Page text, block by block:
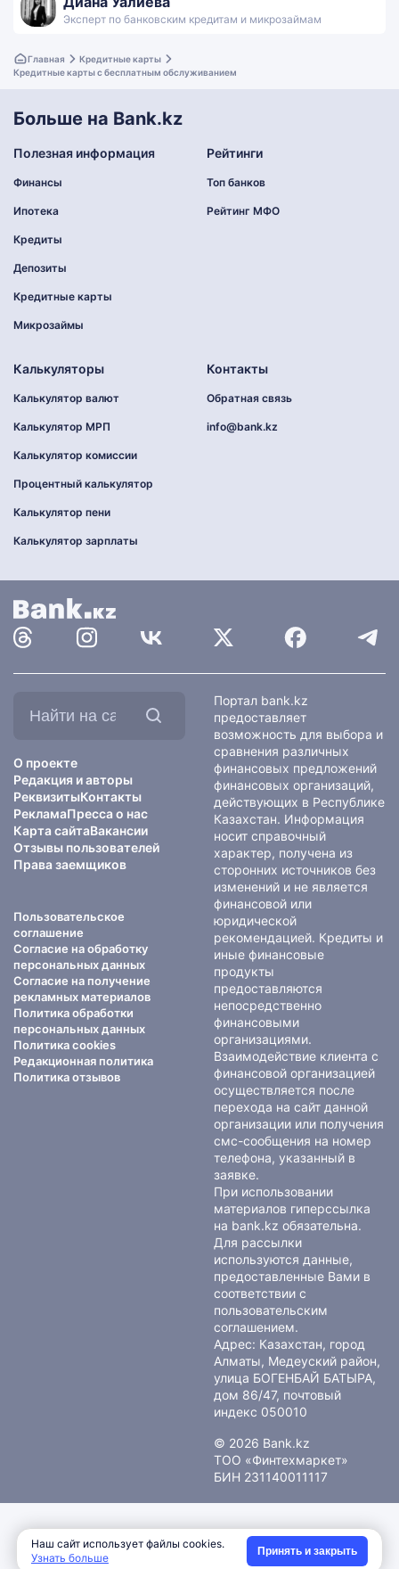
Эксперт по банковским кредитам и микрозаймам
Главная
Кредитные карты
Кредитные карты с бесплатным обслуживанием
Больше на Bank.kz
Полезная информация
Финансы
Ипотека
Кредиты
Депозиты
Кредитные карты
Микрозаймы
Рейтинги
Топ банков
Рейтинг МФО
Калькуляторы
Калькулятор валют
Калькулятор МРП
Калькулятор комиссии
Процентный калькулятор
Калькулятор пени
Калькулятор зарплаты
Контакты
Обратная связь
info@bank.kz
О проекте
Редакция и авторы
РеквизитыКонтакты
РекламаПресса о нас
Карта сайтаВакансии
Отзывы пользователей
Права заемщиков
Пользовательское
соглашение
Согласие на обработку
персональных данных
Согласие на получение
рекламных материалов
Политика обработки
персональных данных
Политика cookies
Редакционная политика
Политика отзывов
Портал bank.kz
предоставляет
возможность для выбора и
сравнения различных
финансовых предложений
финансовых организаций,
действующих в Республике
Казахстан. Информация
носит справочный
характер, получена из
сторонних источников без
изменений и не является
финансовой или
юридической
рекомендацией. Кредиты и
иные финансовые
продукты
предоставляются
непосредственно
финансовыми
организациями.
Взаимодействие клиента с
финансовой организацией
осуществляется после
перехода на сайт данной
организации или получения
смс-сообщения на номер
телефона, указанный в
заявке.
При использовании
материалов гиперссылка
на bank.kz обязательна.
Для рассылки
используются данные,
предоставленные Вами в
соответствии с
пользовательским
соглашением.
Адрес: Казахстан, город
Алматы, Медеуский район,
улица БОГЕНБАЙ БАТЫРА,
дом 86/47, почтовый
индекс 050010
© 2026 Bank.kz
ТОО «Финтехмаркет»
БИН 231140011117
Наш сайт использует файлы cookies.
Узнать больше
Принять и закрыть